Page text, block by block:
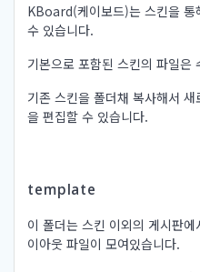
KBoard(케이보드)는 스킨을 통
수 있습니다.
기본으로 포함된 스킨의 파일은
기존 스킨을 폴더채 복사해서
을 편집할 수 있습니다.
template
이 폴더는 스킨 이외의 게시판
이아웃 파일이 모여있습니다.